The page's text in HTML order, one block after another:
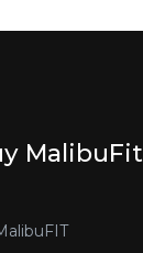
MalibuFit